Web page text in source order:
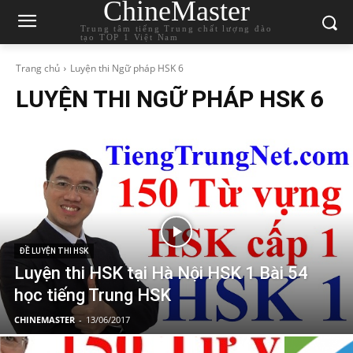
ChineMaster
Trung tâm tiếng Trung chất lượng đào
tạo TOP 1 Việt Nam
Trang chủ Luyện thi Ngữ pháp HSK 6
LUYỆN THI NGỮ PHÁP HSK 6
ĐỀ LUYỆN THI HSK
Luyện thi HSK tại Hà Nội HSK 1 Bài 54
học tiếng Trung HSK
CHINEMASTER - 13/06/2017